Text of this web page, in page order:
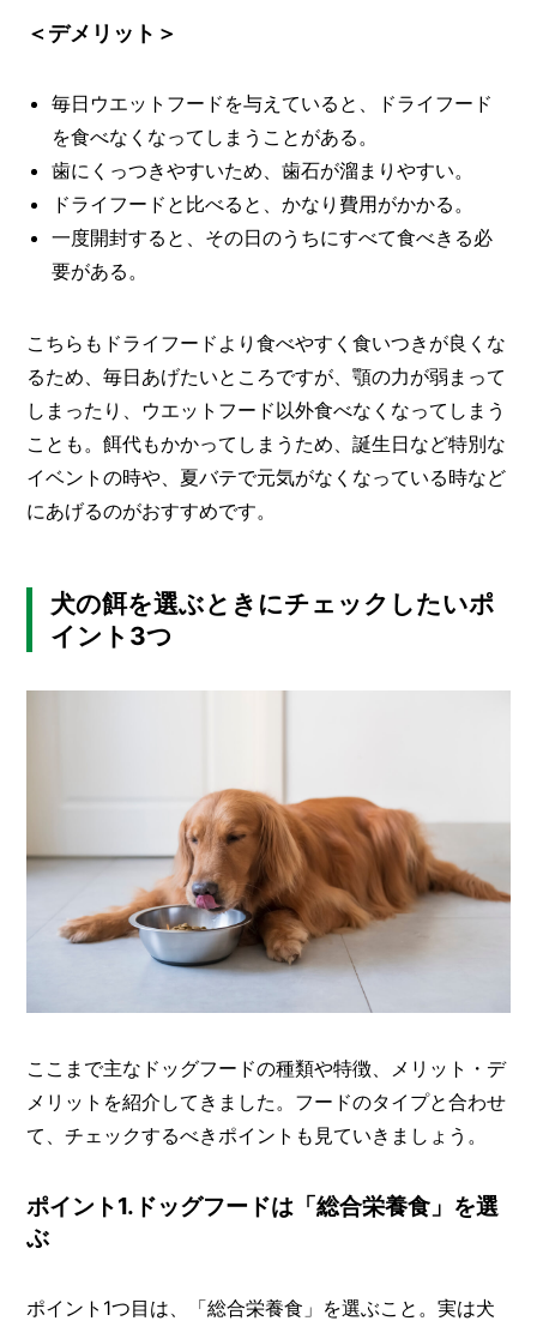
＜デメリット＞
毎日ウエットフードを与えていると、ドライフード
を食べなくなってしまうことがある。
歯にくっつきやすいため、歯石が溜まりやすい。
ドライフードと比べると、かなり費用がかかる。
一度開封すると、その日のうちにすべて食べきる必
要がある。
こちらもドライフードより食べやすく食いつきが良くな
るため、毎日あげたいところですが、顎の力が弱まって
しまったり、ウエットフード以外食べなくなってしまう
ことも。餌代もかかってしまうため、誕生日など特別な
イベントの時や、夏バテで元気がなくなっている時など
にあげるのがおすすめです。
犬の餌を選ぶときにチェックしたいポ
イント3つ
ここまで主なドッグフードの種類や特徴、メリット・デ
メリットを紹介してきました。フードのタイプと合わせ
て、チェックするべきポイントも見ていきましょう。
ポイント1.ドッグフードは「総合栄養食」を選
ぶ
ポイント1つ目は、「総合栄養食」を選ぶこと。実は犬